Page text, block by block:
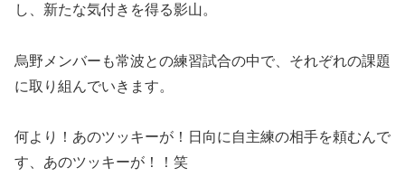
し、新たな気付きを得る影山。
烏野メンバーも常波との練習試合の中で、それぞれの課題
に取り組んでいきます。
何より！あのツッキーが！日向に自主練の相手を頼むんで
す、あのツッキーが！！笑